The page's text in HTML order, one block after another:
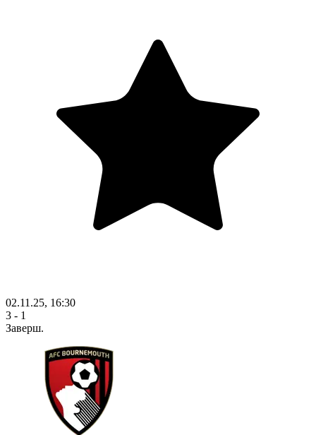
02.11.25, 16:30
3 - 1
Заверш.